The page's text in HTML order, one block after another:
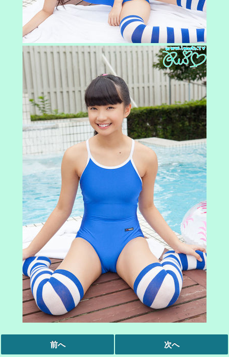
前へ 次へ